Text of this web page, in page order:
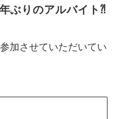
年ぶりのアルバイト ⁈
加させていただいてい